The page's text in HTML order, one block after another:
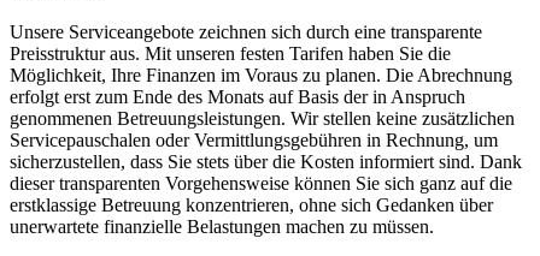
Unsere Serviceangebote zeichnen sich durch eine transparente
Preisstruktur aus. Mit unseren festen Tarifen haben Sie die
Möglichkeit, Ihre Finanzen im Voraus zu planen. Die Abrechnung
erfolgt erst zum Ende des Monats auf Basis der in Anspruch
genommenen Betreuungsleistungen. Wir stellen keine zusätzlichen
Servicepauschalen oder Vermittlungsgebühren in Rechnung, um
sicherzustellen, dass Sie stets über die Kosten informiert sind. Dank
dieser transparenten Vorgehensweise können Sie sich ganz auf die
erstklassige Betreuung konzentrieren, ohne sich Gedanken über
unerwartete finanzielle Belastungen machen zu müssen.